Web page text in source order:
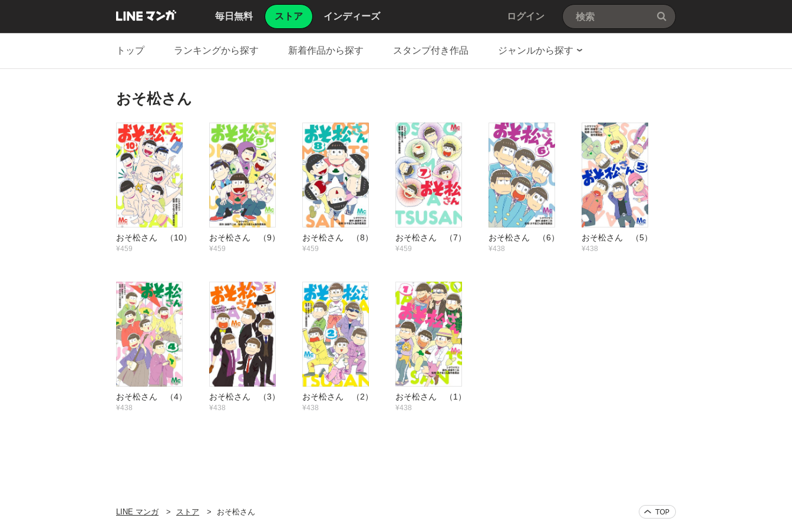
毎日無料 ストア インディーズ ログイン
トップ ランキングから探す 新着作品から探す スタンプ付き作品 ジャンルから探す
おそ松さん
おそ松さん （10）
¥459
おそ松さん （9）
¥459
おそ松さん （8）
¥459
おそ松さん （7）
¥459
おそ松さん （6）
¥438
おそ松さん （5）
¥438
おそ松さん （4）
¥438
おそ松さん （3）
¥438
おそ松さん （2）
¥438
おそ松さん （1）
¥438
LINE マンガ ストア おそ松さん